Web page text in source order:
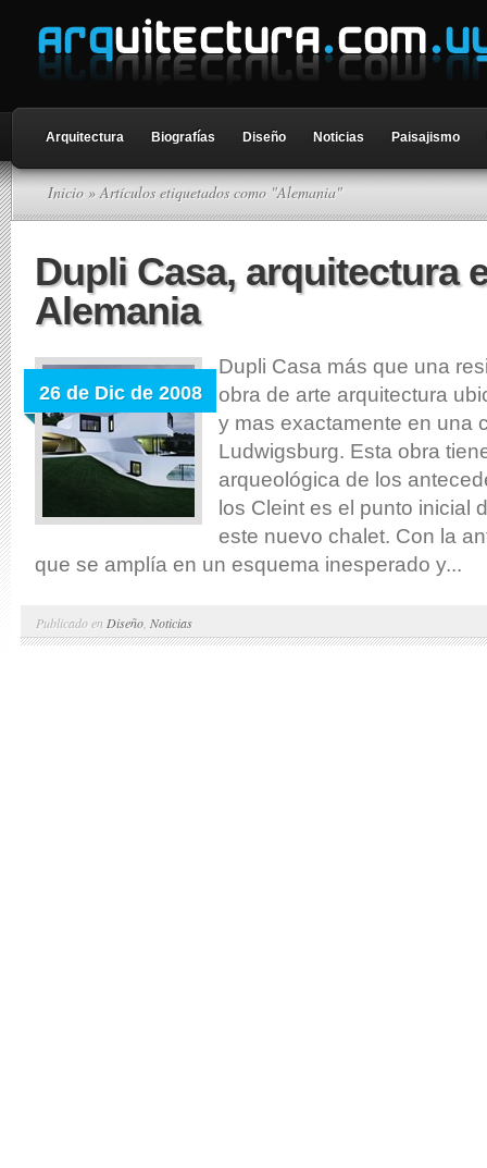
Arquitectura Biografías Diseño Noticias Paisajismo
Inicio » Artículos etiquetados como "Alemania"
Dupli Casa, arquitectura
Alemania
26 de Dic de 2008
Dupli Casa más que una
obra de arte arquitectura
y mas exactamente en una
Ludwigsburg. Esta obra
arqueológica de los
los Cleint es el punto inicial
este nuevo chalet. Con la
que se amplía en un esquema inesperado y...
Publicado en Diseño Noticias